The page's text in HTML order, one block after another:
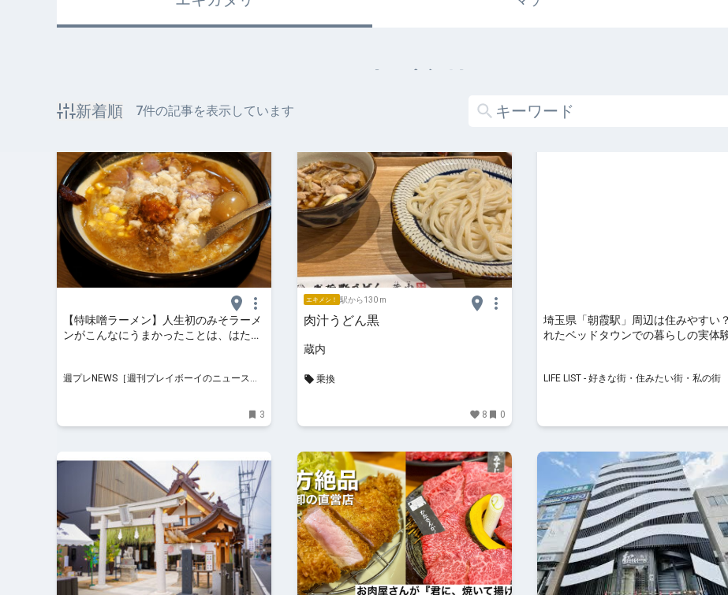
エキガタリ
新着順 7件の記事を表示しています
【特味噌ラーメン】人生初のみそラーメ
ンがこんなにうまかったことは、はたし
週プレNEWS［週刊プレイボーイのニュースサ
3
エキメシ！ 駅から130 m
肉汁うどん黒
蔵内
乗換
8 0
埼玉県「朝霞駅」周辺は住みやすい
れたベッドタウンでの暮らしの実体
LIFE LIST - 好きな街・住みたい街・私の街